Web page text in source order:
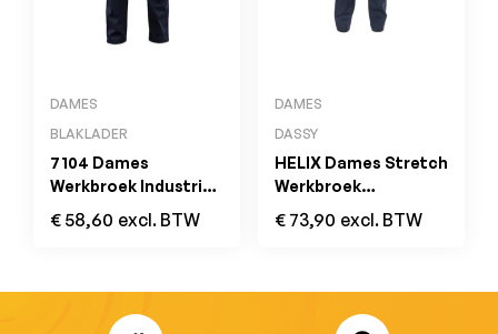
DAMES
BLAKLADER
7104 Dames
Werkbroek Industrie
Marineblauw/Korenblauw
€ 58,60 excl. BTW
DAMES
DASSY
HELIX Dames Stretch
Werkbroek
Nachtblauw/Grijs
€ 73,90 excl. BTW